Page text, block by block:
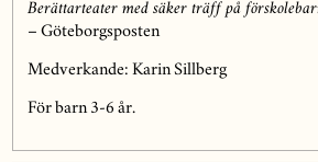
Berättarteater med säker träff på
– Göteborgsposten
Medverkande: Karin Sillberg
För barn 3-6 år.